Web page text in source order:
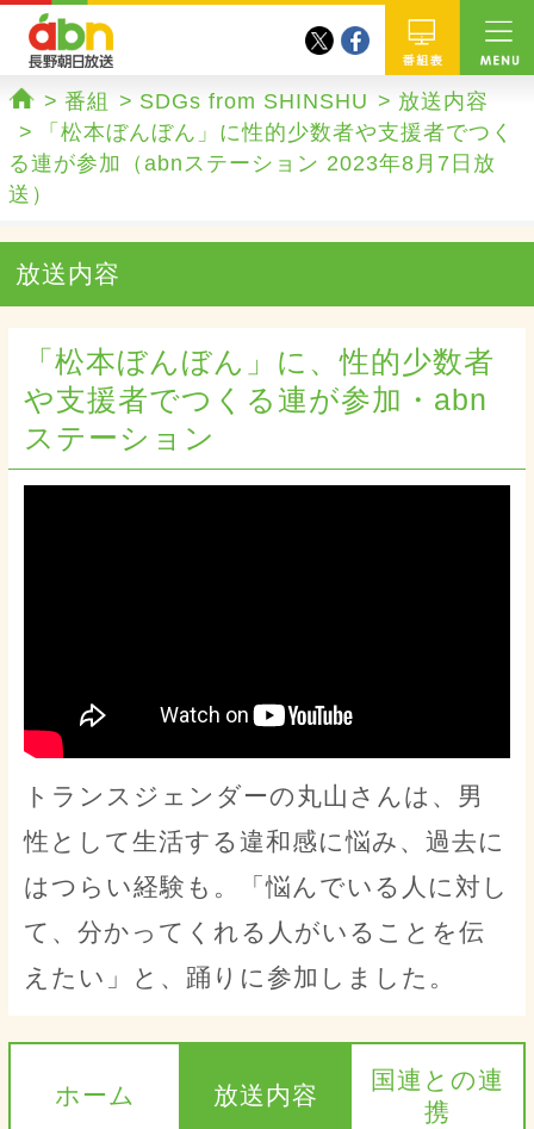
番組
twitterfacebook
ホーム
番組 SDGs from SHINSHU
放送内容
「松本ぼんぼん」に性的少数者や支援者でつく
る連が参加（abnステーション 2023年8月7日放
送）
放送内容
「松本ぼんぼん」に、性的少数者
や支援者でつくる連が参加・abn
ステーション
トランスジェンダーの丸山さんは、男
性として生活する違和感に悩み、過去に
はつらい経験も。「悩んでいる人に対し
て、分かってくれる人がいることを伝
えたい」と、踊りに参加しました。
ホーム 放送内容
国連との連
携